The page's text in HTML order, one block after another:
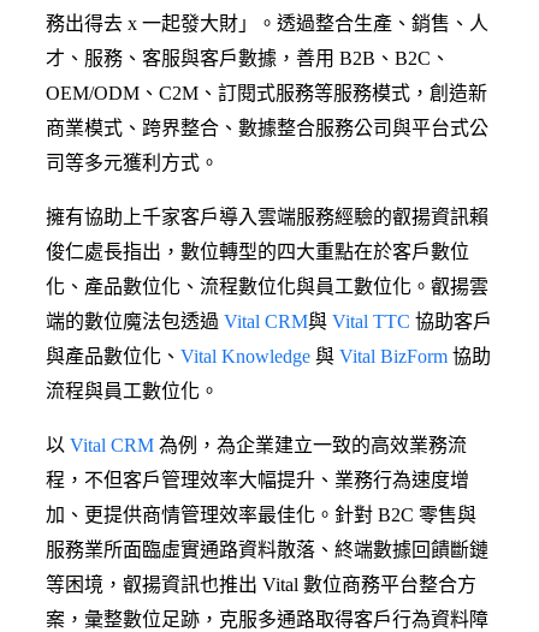
務出得去 x 一起發大財」。透過整合生產、銷售、人
才、服務、客服與客戶數據，善用 B2B、B2C、
OEM/ODM、C2M、訂閱式服務等服務模式，創造新
商業模式、跨界整合、數據整合服務公司與平台式公
司等多元獲利方式。
擁有協助上千家客戶導入雲端服務經驗的叡揚資訊賴
俊仁處長指出，數位轉型的四大重點在於客戶數位
化、產品數位化、流程數位化與員工數位化。叡揚雲
端的數位魔法包透過 Vital CRM與 Vital TTC 協助客戶
與產品數位化、 Vital Knowledge 與 Vital BizForm 協助
流程與員工數位化。
以 Vital CRM 為例，為企業建立一致的高效業務流
程，不但客戶管理效率大幅提升、業務行為速度增
加、更提供商情管理效率最佳化。針對 B2C 零售與
服務業所面臨虛實通路資料散落、終端數據回饋斷鏈
等困境，叡揚資訊也推出 Vital 數位商務平台整合方
案，彙整數位足跡，克服多通路取得客戶行為資料障